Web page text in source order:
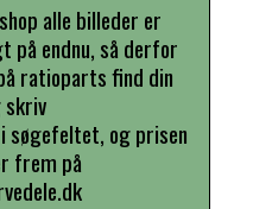
alle billeder er
på endnu, så derfor
ratioparts find din
skriv
søgefeltet, og prisen
frem på